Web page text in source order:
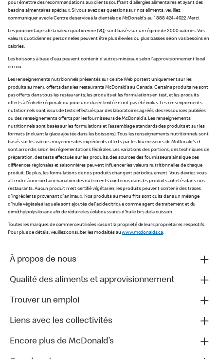
pour émettre des recommandations aux clients souffrant d'allergies alimentaires et ayant des
besoins alimentaires spéciaux. Si vous avez des questions sur nos aliments, veuillez
communiquer avec le Centre de service à la clientèle de McDonald's au 1 888 424-4622. Merci.
Les pourcentages de la valeur quotidienne (VQ) sont basés sur un régime de 2 000 calories. Vos
valeurs quotidiennes personnelles peuvent être plus élevées ou plus basses selon vos besoins en
calories.
Les boissons à base d'eau peuvent contenir d'autres minéraux selon l’approvisionnement local
en eau.
Les renseignements nutritionnels présentés sur ce site Web portent uniquement sur les
produits au menu offerts dans les restaurants McDonald’s au Canada. Certains produits ne sont
pas offerts dans tous les restaurants; les produits et les formulations en test, et les produits
offerts à l'échelle régionale ou pour une durée limitée n'ont pas été inclus. Les renseignements
nutritionnels sont issus de tests effectués par des laboratoires agréés, des ressources publiées
ou des renseignements offerts par les fournisseurs de McDonald's. Les renseignements
nutritionnels sont basés sur les formulations et l’assemblage standards des produits et sur les
formats (incluant la glace ajoutée dans les boissons). Tous les renseignements nutritionnels sont
basés sur les valeurs moyennes des ingrédients offerts par les fournisseurs de McDonald's et
sont arrondis selon les réglementations fédérales. Les variations des portions, des techniques de
préparation, des tests effectués sur les produits, des sources des fournisseurs ainsi que des
différences régionales et saisonnières peuvent influencer les valeurs nutritionnelles de chaque
produit. De plus, les formulations de nos produits changent périodiquement. Vous devriez vous
attendre à une certaine variation des nutriments contenus dans les produits achetés dans nos
restaurants. Aucun produit n'est certifié végétarien; les produits peuvent contenir des traces
d'ingrédients provenant d'animaux. Nos produits au menu frits sont cuits dans un mélange
d'huile végétale à laquelle sont ajoutés de l'acide citrique comme agent de traitement et du
diméthylpolysiloxane afin de réduire les éclaboussures d'huile lors de la cuisson.
Toutes les marques de commerce utilisées ici sont la propriété de leurs propriétaires respectifs.
Pour plus de détails, veuillez consulter les modalités auwww.mcdonalds.ca.
À propos de nous
Qualité des aliments et approvisionnement
Trouver un emploi
Liens avec les collectivités
Encore plus de McDonald’s